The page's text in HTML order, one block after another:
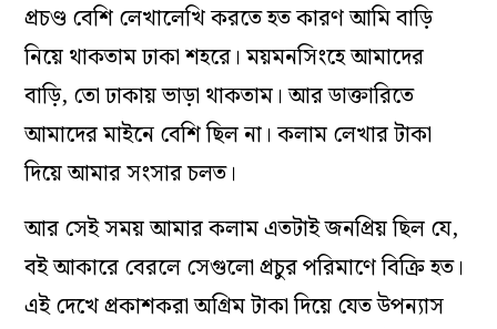
প্রচণ্ড বেশিলেখালেখিকরতেহতকারণআমিবাড়ি
নিয়েথাকতামঢাকাশহরে। ময়মনসিংহেআমাদের
বাড়ি, তোঢাকায়ভাড়াথাকতাম। আরডাক্তারিতে
আমাদেরমাইনেবেশিছিলনা। কলামলেখারটাকা
দিয়েআমারসংসারচলত।
আরসেইসময়আমারকলামএতটাইজনপ্রিয়ছিলযে,
বইআকারেবেরলেসেগুলোপ্রচুরপরিমাণেবিক্রিহত।
এইদেখেপ্রকাশকরাঅগ্রিমটাকাদিয়েযেতউপন্যাস